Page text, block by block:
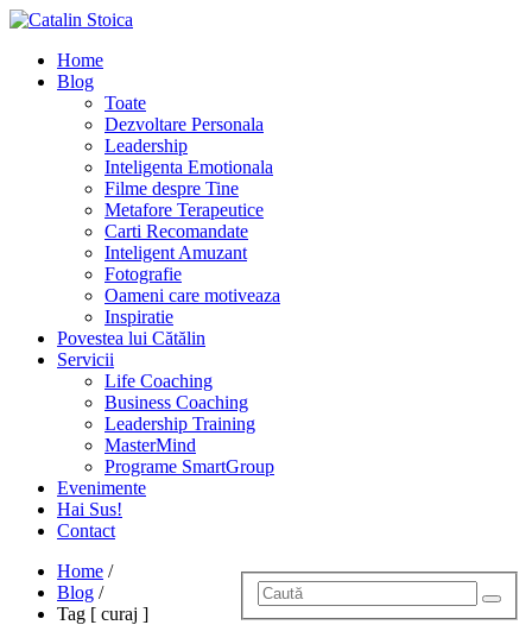
Home
Blog
Toate
Dezvoltare Personala
Leadership
Inteligenta Emotionala
Filme despre Tine
Metafore Terapeutice
Carti Recomandate
Inteligent Amuzant
Fotografie
Oameni care motiveaza
Inspiratie
Povestea lui Cătălin
Servicii
Life Coaching
Business Coaching
Leadership Training
MasterMind
Programe SmartGroup
Evenimente
Hai Sus!
Contact
Home /
Blog /
Tag [ curaj ]